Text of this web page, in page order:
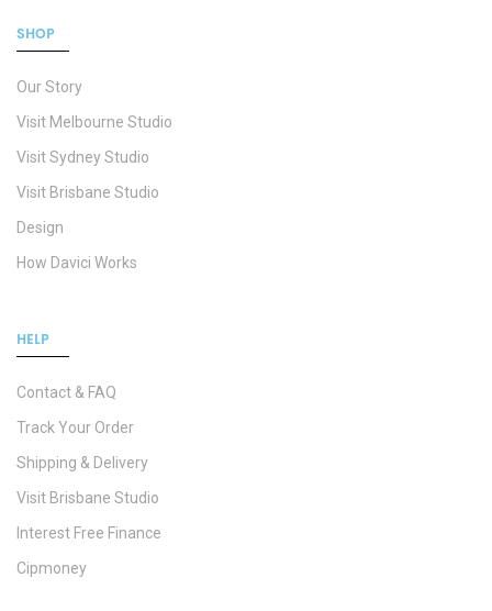
SHOP
Our Story
Visit Melbourne Studio
Visit Sydney Studio
Visit Brisbane Studio
Design
How Davici Works
HELP
Contact & FAQ
Track Your Order
Shipping & Delivery
Visit Brisbane Studio
Interest Free Finance
Cipmoney